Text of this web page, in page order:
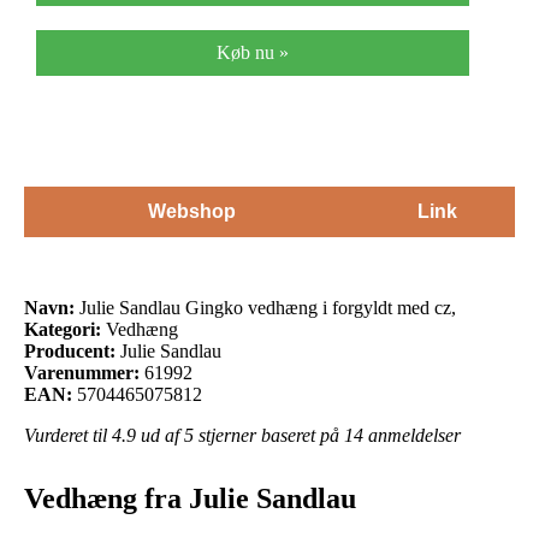
Køb nu »
Webshop Link
Navn: Julie Sandlau Gingko vedhæng i forgyldt med cz,
Kategori: Vedhæng
Producent: Julie Sandlau
Varenummer: 61992
EAN: 5704465075812
Vurderet til 4.9 ud af 5 stjerner baseret på 14 anmeldelser
Vedhæng fra Julie Sandlau